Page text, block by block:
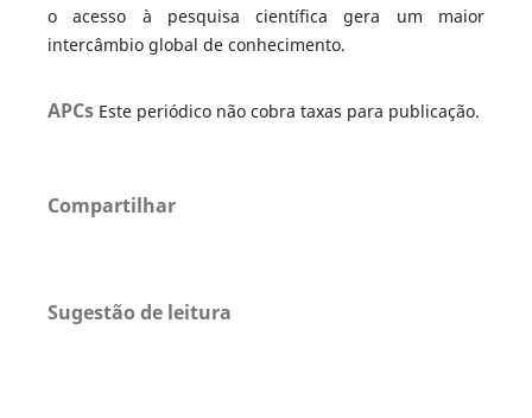
o acesso à pesquisa científica gera um maior
intercâmbio global de conhecimento.
APCs Este periódico não cobra taxas para publicação.
Compartilhar
Sugestão de leitura